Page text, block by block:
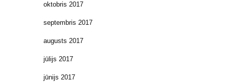
oktobris 2017
septembris 2017
augusts 2017
jūlijs 2017
jūnijs 2017